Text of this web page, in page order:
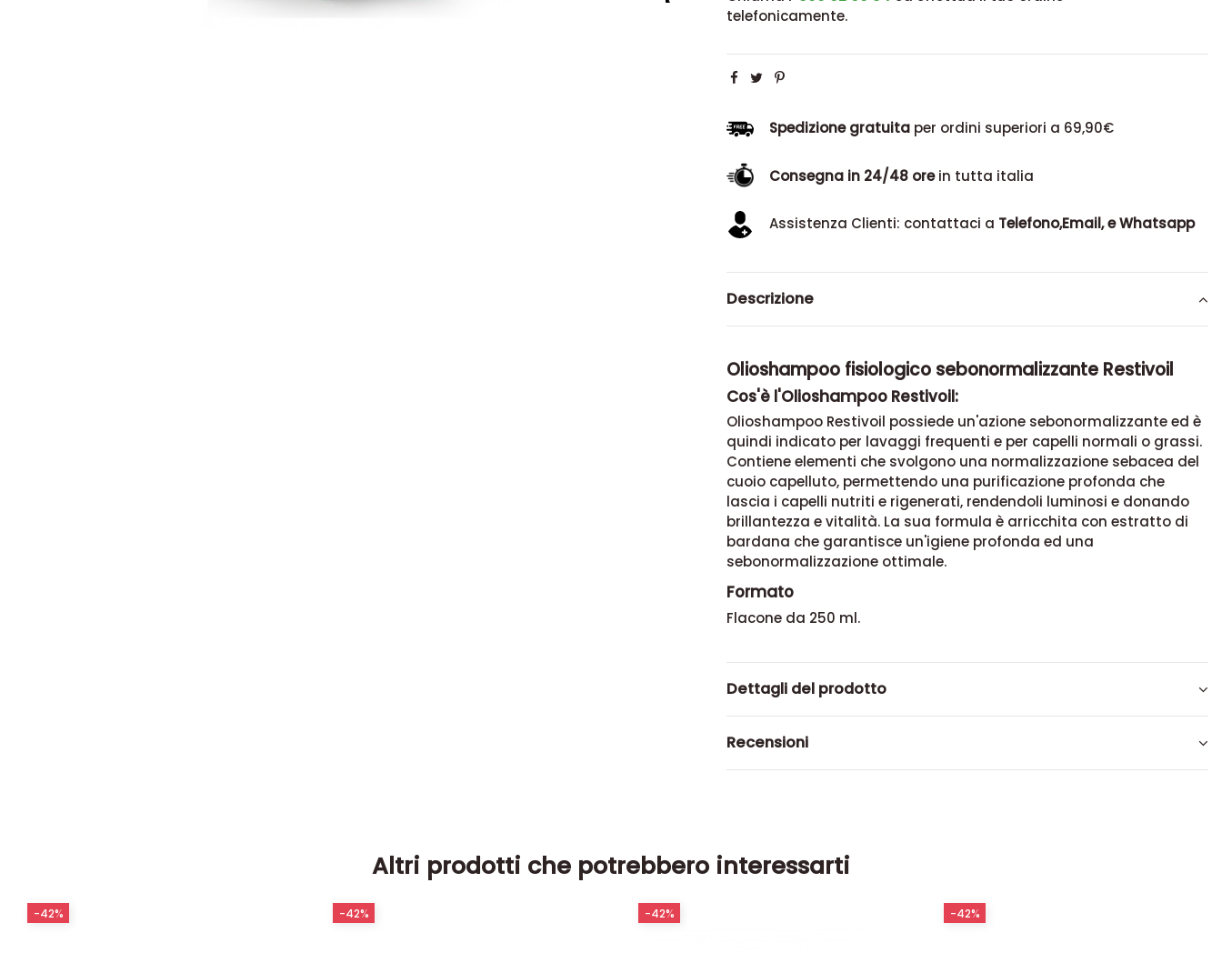
telefonicamente.
Spedizione gratuitaper ordini superiori a 69,90€
Consegna in 24/48 orein tutta italia
Assistenza Clienti: contattaci a Telefono,Email, e Whatsapp
Descrizione
Olioshampoo fisiologico sebonormalizzante Restivoil
Cos'è l'Olioshampoo Restivoil:
Olioshampoo Restivoil possiede un'azione sebonormalizzante ed è
quindi indicato per lavaggi frequenti e per capelli normali o grassi.
Contiene elementi che svolgono una normalizzazione sebacea del
cuoio capelluto, permettendo una purificazione profonda che
lascia i capelli nutriti e rigenerati, rendendoli luminosi e donando
brillantezza e vitalità. La sua formula è arricchita con estratto di
bardana che garantisce un'igiene profonda ed una
sebonormalizzazione ottimale.
Formato
Flacone da 250 ml.
Dettagli del prodotto
Recensioni
Altri prodotti che potrebbero interessarti
-42% -42% -42% -42%